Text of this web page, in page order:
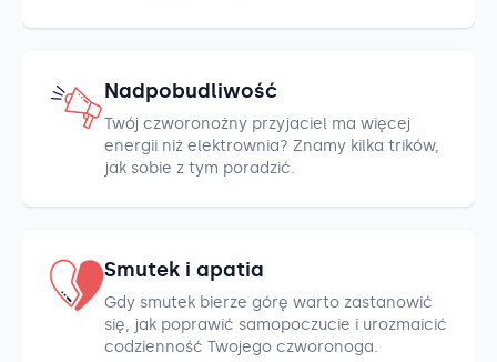
Nadpobudliwość
Twój czworonożny przyjaciel ma więcej
energii niż elektrownia? Znamy kilka trików,
jak sobie z tym poradzić.
Smutek i apatia
Gdy smutek bierze górę warto zastanowić
się, jak poprawić samopoczucie i urozmaicić
codzienność Twojego czworonoga.